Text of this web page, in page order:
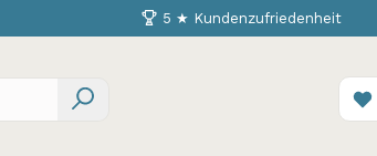
5 ★ Kundenzufriedenheit